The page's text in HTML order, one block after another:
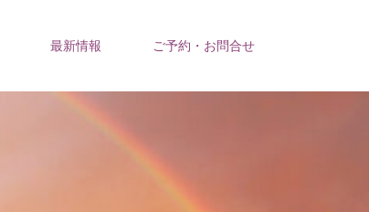
最新情報 ご予約・お問合せ